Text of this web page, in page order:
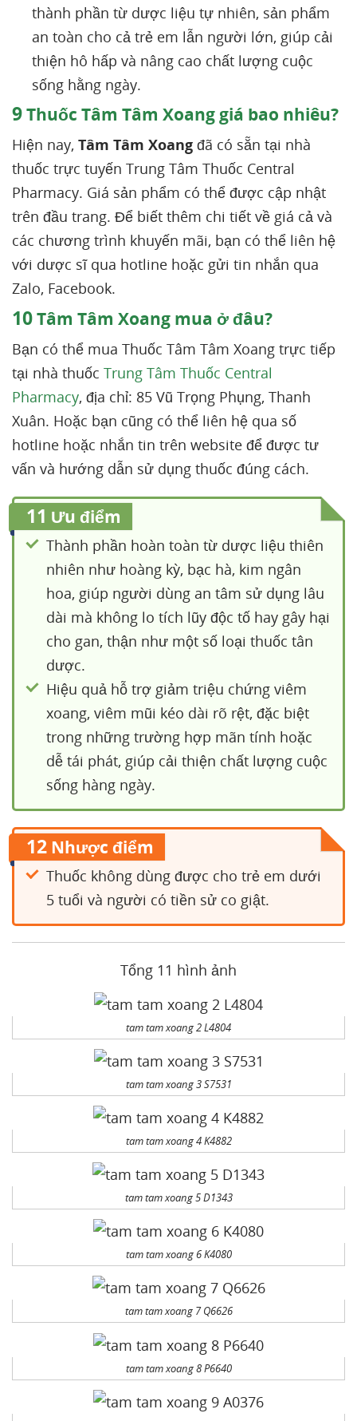
thành phần từ dược liệu tự nhiên, sản phẩm
an toàn cho cả trẻ em lẫn người lớn, giúp cải
thiện hô hấp và nâng cao chất lượng cuộc
sống hằng ngày.
9Thuốc Tâm Tâm Xoang giá bao nhiêu?
Hiện nay, Tâm Tâm Xoang đã có sẵn tại nhà
thuốc trực tuyến Trung Tâm Thuốc Central
Pharmacy. Giá sản phẩm có thể được cập nhật
trên đầu trang. Để biết thêm chi tiết về giá cả và
các chương trình khuyến mãi, bạn có thể liên hệ
với dược sĩ qua hotline hoặc gửi tin nhắn qua
Zalo, Facebook.
10Tâm Tâm Xoang mua ở đâu?
Bạn có thể mua Thuốc Tâm Tâm Xoang trực tiếp
tại nhà thuốc Trung Tâm Thuốc Central
Pharmacy, địa chỉ: 85 Vũ Trọng Phụng, Thanh
Xuân. Hoặc bạn cũng có thể liên hệ qua số
hotline hoặc nhắn tin trên website để được tư
vấn và hướng dẫn sử dụng thuốc đúng cách.
11 Ưu điểm
Thành phần hoàn toàn từ dược liệu thiên
nhiên như hoàng kỳ, bạc hà, kim ngân
hoa, giúp người dùng an tâm sử dụng lâu
dài mà không lo tích lũy độc tố hay gây hại
cho gan, thận như một số loại thuốc tân
dược.
Hiệu quả hỗ trợ giảm triệu chứng viêm
xoang, viêm mũi kéo dài rõ rệt, đặc biệt
trong những trường hợp mãn tính hoặc
dễ tái phát, giúp cải thiện chất lượng cuộc
sống hàng ngày.
12 Nhược điểm
Thuốc không dùng được cho trẻ em dưới
5 tuổi và người có tiền sử co giật.
Tổng 11 hình ảnh
tam tam xoang 2 L4804
tam tam xoang 3 S7531
tam tam xoang 4 K4882
tam tam xoang 5 D1343
tam tam xoang 6 K4080
tam tam xoang 7 Q6626
tam tam xoang 8 P6640